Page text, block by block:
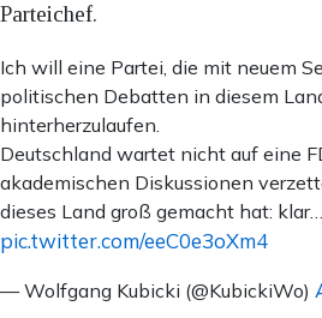
Parteichef.
Ich will eine Partei, die mit neuem
politischen Debatten in diesem
hinterherzulaufen.
Deutschland wartet nicht auf eine
akademischen Diskussionen
dieses Land groß gemacht hat: klar…
pic.twitter.com/eeC0e3oXm4
— Wolfgang Kubicki (@KubickiWo)